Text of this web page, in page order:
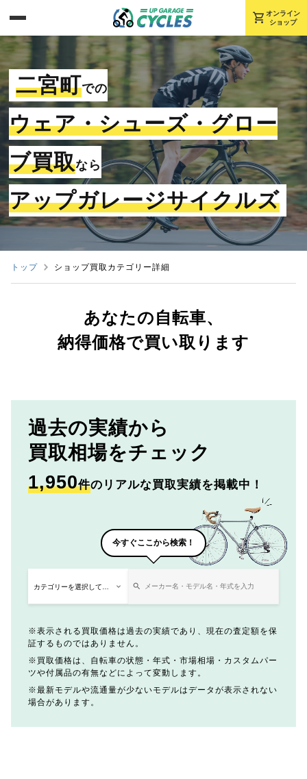
shopping_cart オンライン
ショップ
二宮町での
ウェア・シューズ・グロー
ブ買取なら
アップガレージサイクルズ
トップ ショップ買取カテゴリー詳細
あなたの自転車、
納得価格で買い取ります
過去の実績から
買取相場をチェック
1,950件のリアルな買取実績を掲載中！
今すぐここから検索！
表示される買取価格は過去の実績であり、現在の査定額を保
証するものではありません。
買取価格は、自転車の状態・年式・市場相場・カスタムパー
ツや付属品の有無などによって変動します。
最新モデルや流通量が少ないモデルはデータが表示されない
場合があります。